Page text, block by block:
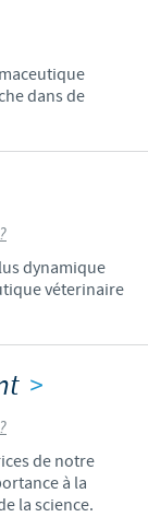
dans de
dynamique
véterinaire
>
de notre
à la
la science.